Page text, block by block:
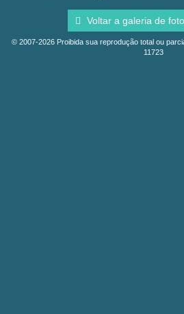
Voltar a galeria de
© 2007-2026 Proibida sua reprodução total ou
11723